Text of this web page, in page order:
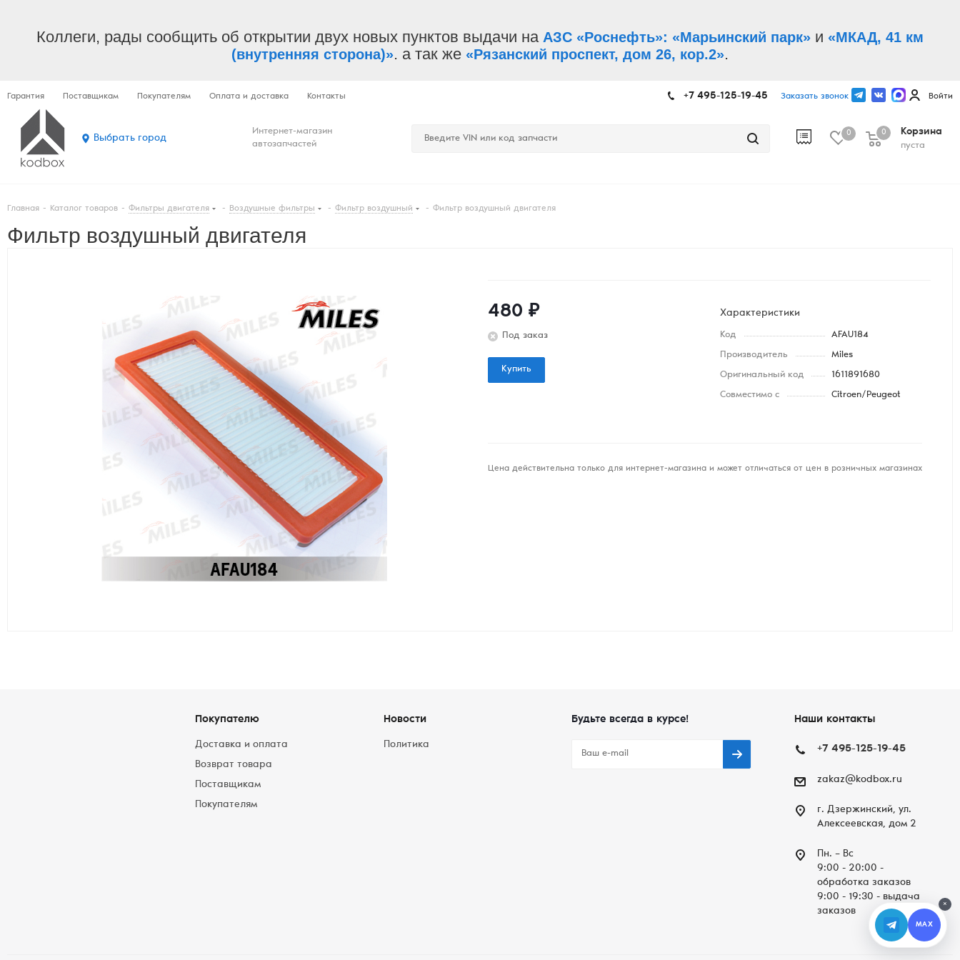
Коллеги, рады сообщить об открытии двух новых пунктов выдачи на АЗС «Роснефть»: «Марьинский парк» и «МКАД, 41 км
(внутренняя сторона)». а так же «Рязанский проспект, дом 26, кор.2».
Гарантия Поставщикам Покупателям Оплата и доставка Контакты +7 495-125-19-45 Заказать звонок Войти
Выбрать город
Интернет-магазин
автозапчастей
0
Корзина
пуста
0
Главная - Каталог товаров - Фильтры двигателя - Воздушные фильтры - Фильтр воздушный - Фильтр воздушный двигателя
Фильтр воздушный двигателя
480 ₽
Под заказ
Купить
Характеристики
Код AFAU184
Производитель Miles
Оригинальный код 1611891680
Совместимо с Citroen/Peugeot
Цена действительна только для интернет-магазина и может отличаться от цен в розничных магазинах
Покупателю
Доставка и оплата
Возврат товара
Поставщикам
Покупателям
Новости
Политика
Будьте всегда в курсе! Наши контакты
+7 495-125-19-45
zakaz@kodbox.ru
г. Дзержинский, ул.
Алексеевская, дом 2
Пн. – Вc
9:00 - 20:00 -
обработка заказов
9:00 - 19:30 - выдача
заказов
×
MAX